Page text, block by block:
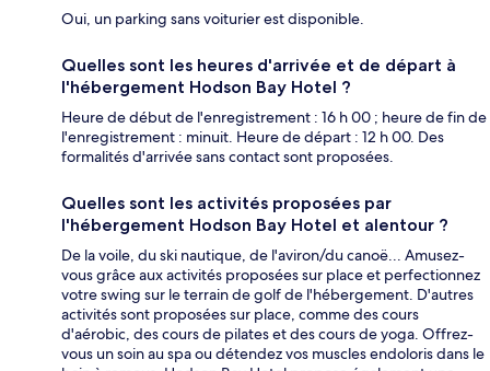
Oui, un parking sans voiturier est disponible.
Quelles sont les heures d'arrivée et de départ à
l'hébergement Hodson Bay Hotel ?
Heure de début de l'enregistrement : 16 h 00 ; heure de fin de
l'enregistrement : minuit. Heure de départ : 12 h 00. Des
formalités d'arrivée sans contact sont proposées.
Quelles sont les activités proposées par
l'hébergement Hodson Bay Hotel et alentour ?
De la voile, du ski nautique, de l'aviron/du canoë... Amusez-
vous grâce aux activités proposées sur place et perfectionnez
votre swing sur le terrain de golf de l'hébergement. D'autres
activités sont proposées sur place, comme des cours
d'aérobic, des cours de pilates et des cours de yoga. Offrez-
vous un soin au spa ou détendez vos muscles endoloris dans le